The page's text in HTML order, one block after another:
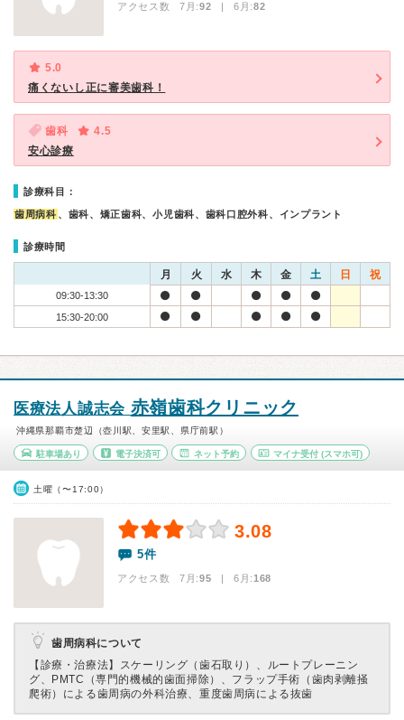
アクセス数 7月:92 | 6月:82
5.0
痛くないし正に審美歯科！
歯科
4.5
安心診療
診療科目：
歯周病科 、歯科、矯正歯科、小児歯科、歯科口腔外科、インプラント
診療時間
月 火 水 木 金 土 日 祝
09:30-13:30
15:30-20:00
医療法人誠志会 赤嶺歯科クリニック
沖縄県那覇市楚辺（壺川駅、安里駅、県庁前駅）
駐車場あり 電子決済可 ネット予約 マイナ受付 (スマホ可)
土曜（〜17:00）
3.08
5件
アクセス数 7月:95 | 6月:168
歯周病科について
【診療・治療法】 スケーリング（歯石取り）、ルートプレーニン
グ、PMTC（専門的機械的歯面掃除）、フラップ手術（歯肉剥離掻
爬術）による歯周病の外科治療、重度歯周病による抜歯